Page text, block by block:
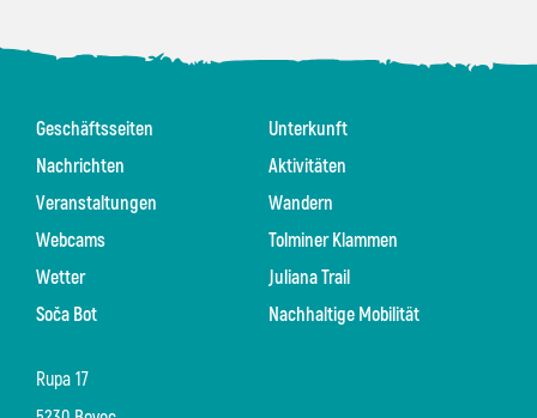
Rupa 17
Geschäftsseiten
Nachrichten
Veranstaltungen
Webcams
Wetter
Soča Bot
Unterkunft
Aktivitäten
Wandern
Tolminer Klammen
Juliana Trail
Nachhaltige Mobilität